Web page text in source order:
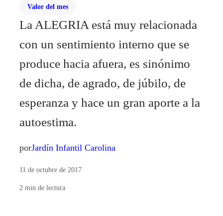
Valor del mes
La ALEGRIA está muy relacionada
con un sentimiento interno que se
produce hacia afuera, es sinónimo
de dicha, de agrado, de júbilo, de
esperanza y hace un gran aporte a la
autoestima.
porJardín Infantil Carolina
11 de octubre de 2017
2min de lectura